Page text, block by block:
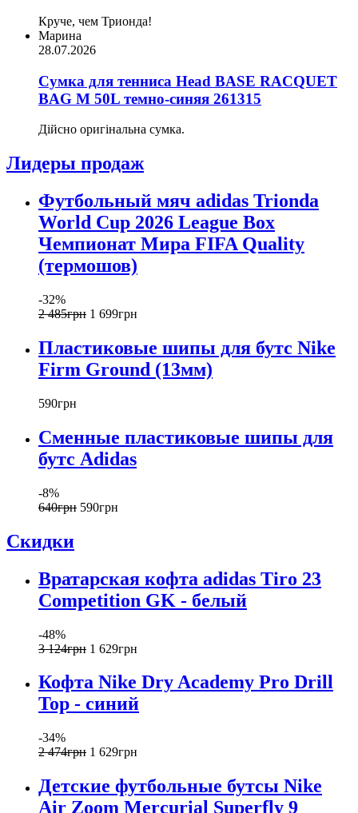
Круче, чем Трионда!
Марина
28.07.2026
Сумка для тенниса Head BASE RACQUET
BAG M 50L темно-синяя 261315
Дійсно оригінальна сумка.
Лидеры продаж
Футбольный мяч adidas Trionda
World Cup 2026 League Box
Чемпионат Мира FIFA Quality
(термошов)
-32%
2 485грн 1 699грн
Пластиковые шипы для бутс Nike
Firm Ground (13мм)
590грн
Сменные пластиковые шипы для
бутс Adidas
-8%
640грн 590грн
Скидки
Вратарская кофта adidas Tiro 23
Competition GK - белый
-48%
3 124грн 1 629грн
Кофта Nike Dry Academy Pro Drill
Top - синий
-34%
2 474грн 1 629грн
Детские футбольные бутсы Nike
Air Zoom Mercurial Superfly 9